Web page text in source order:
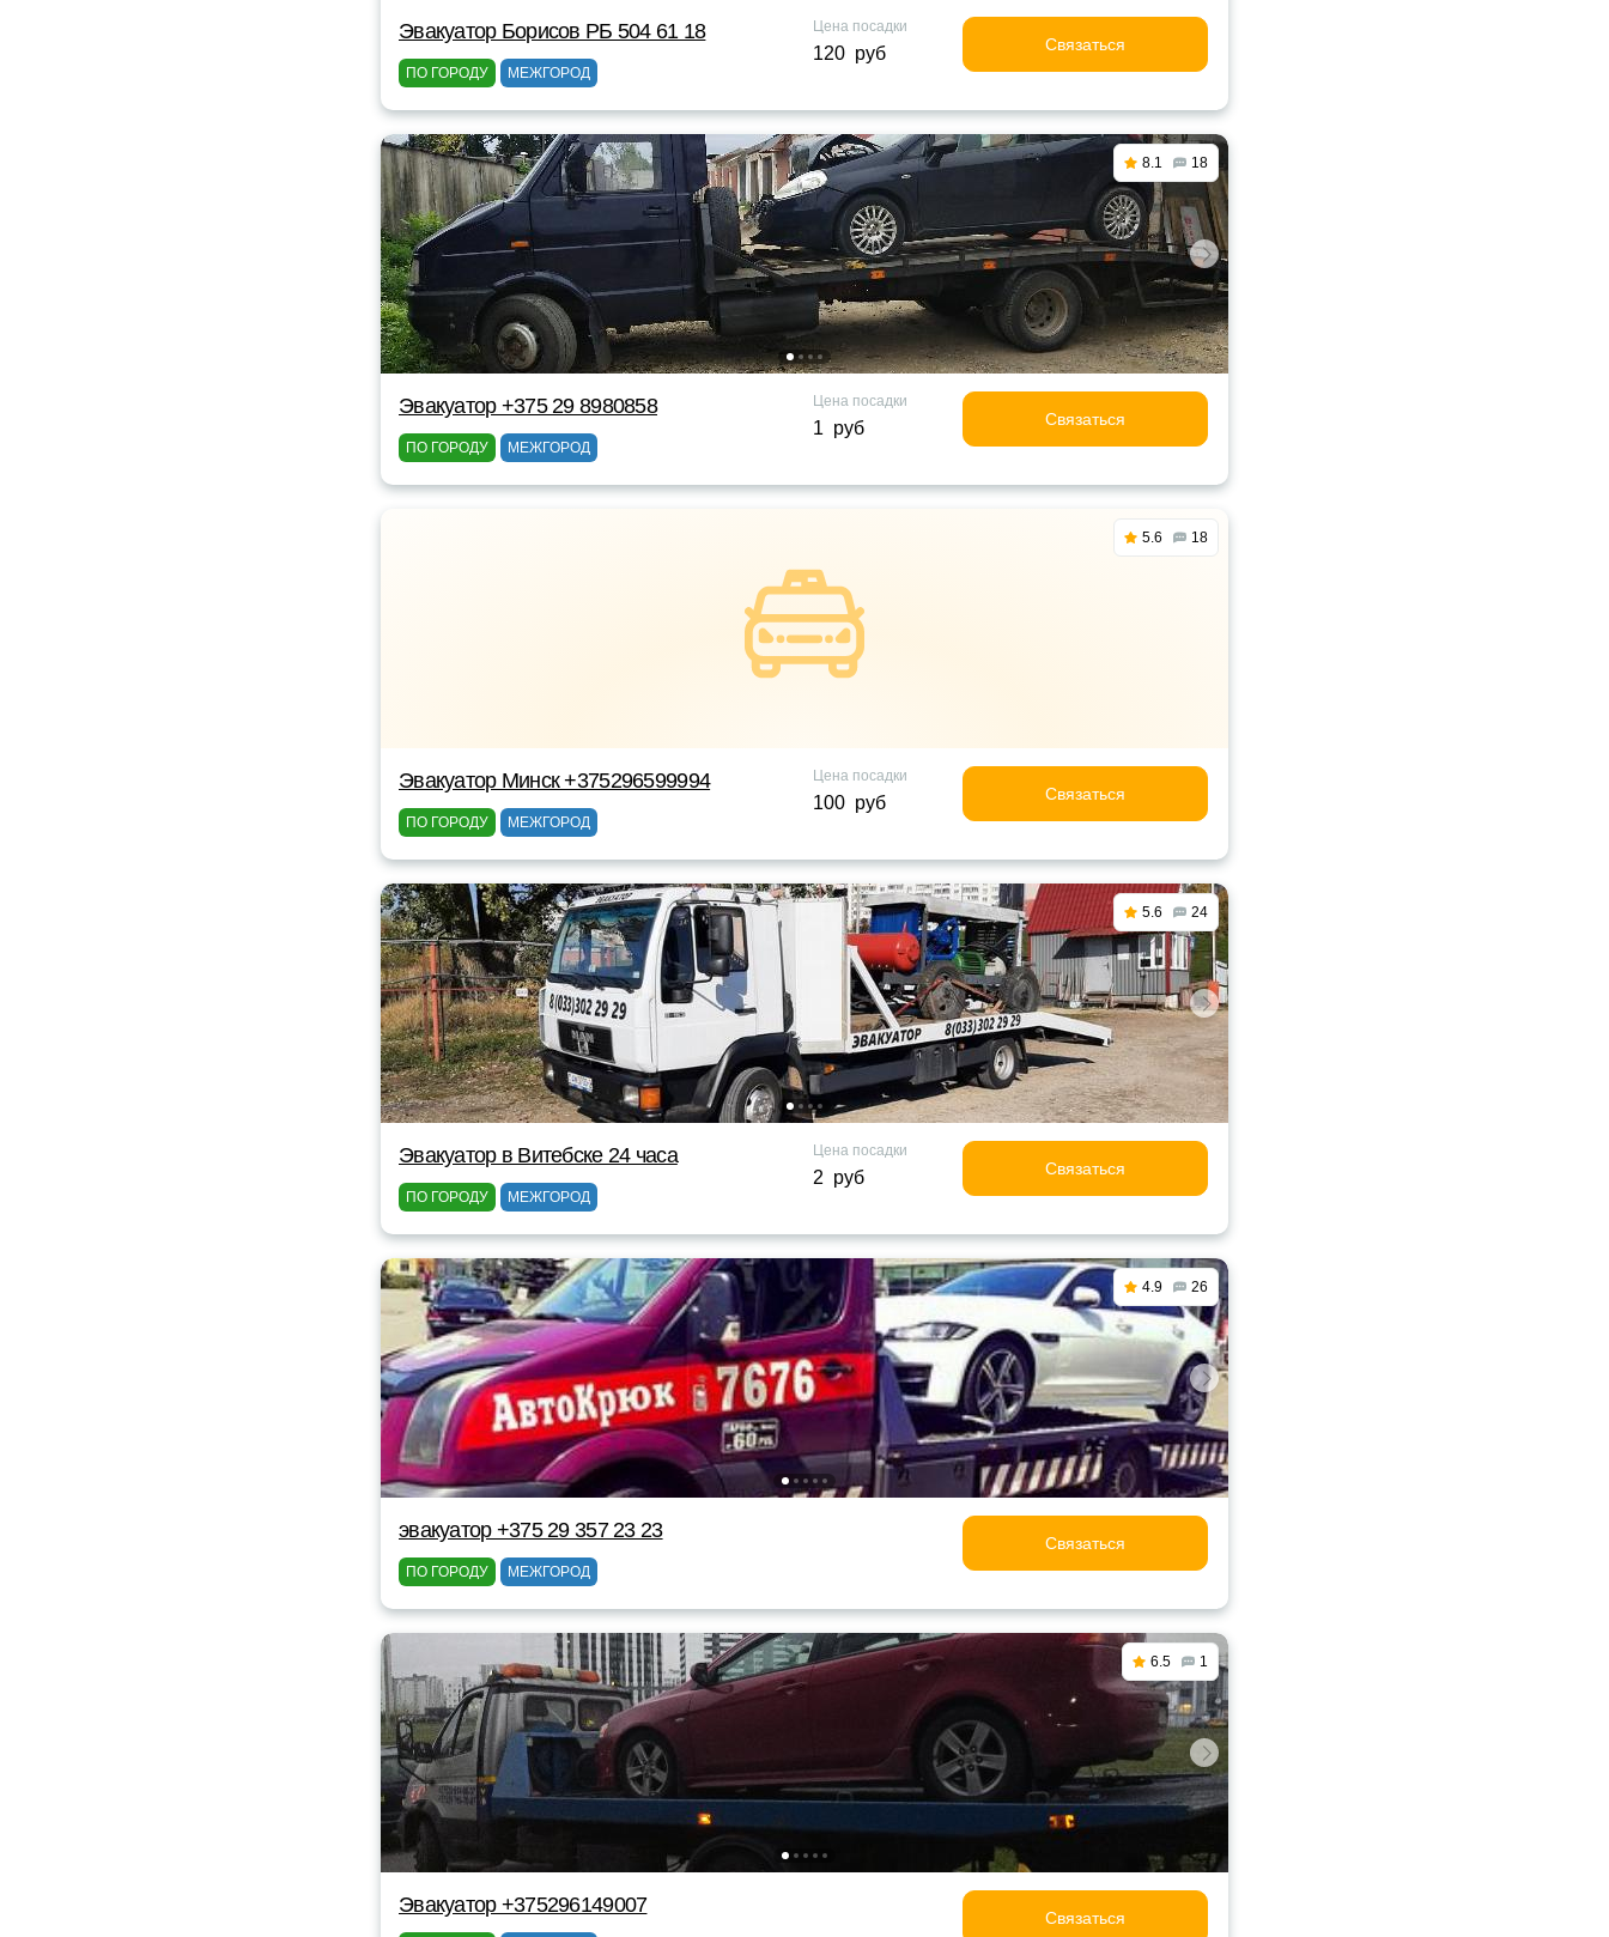
Эвакуатор Борисов РБ 504 61 18
ПО ГОРОДУ МЕЖГОРОД
Цена посадки
120 руб Связаться
8.1 18
Эвакуатор +375 29 8980858
ПО ГОРОДУ МЕЖГОРОД
Цена посадки
1 руб Связаться
5.6 18
Эвакуатор Минск +375296599994
ПО ГОРОДУ МЕЖГОРОД
Цена посадки
100 руб Связаться
5.6 24
Эвакуатор в Витебске 24 часа
ПО ГОРОДУ МЕЖГОРОД
Цена посадки
2 руб Связаться
4.9 26
эвакуатор +375 29 357 23 23
ПО ГОРОДУ МЕЖГОРОД
Связаться
6.5 1
Эвакуатор +375296149007
Связаться